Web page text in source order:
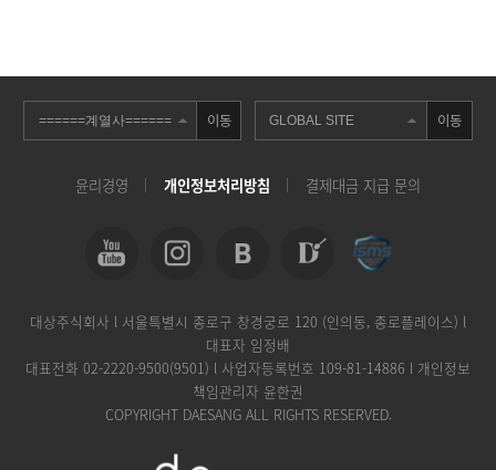
이동 이동
윤리경영 개인정보처리방침 결제대금 지급 문의
대상주식회사 l 서울특별시 종로구 창경궁로 120 (인의동, 종로플레이스) l
대표자 임정배
대표전화 02-2220-9500(9501) l 사업자등록번호 109-81-14886 l 개인정보
책임관리자 윤한권
COPYRIGHT DAESANG ALL RIGHTS RESERVED.